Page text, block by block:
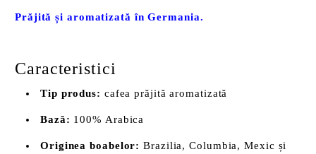
Prăjită și aromatizată în Germania.
Caracteristici
Tip produs: cafea prăjită aromatizată
Bază: 100% Arabica
Originea boabelor: Brazilia, Columbia, Mexic și